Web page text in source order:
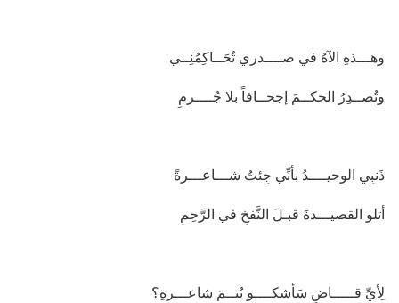
وهـــذهِ الآهُ في صــــدري تُحَــاكِمُنِــي
وتُصــدِرُ الحكــمَ إجحــافاً بلا جُــــرمِ
ذَنبِي الوحيــــدُ بأنِّي جِئتُ شـــاعـــرةً
أتلو القصيـــدةَ قبـلَ النَّفخِ في الرَّحِمِ
لِأيِّ قـــــاضٍ سَأشكــــو يُتــمَ شاعـــرةِ؟